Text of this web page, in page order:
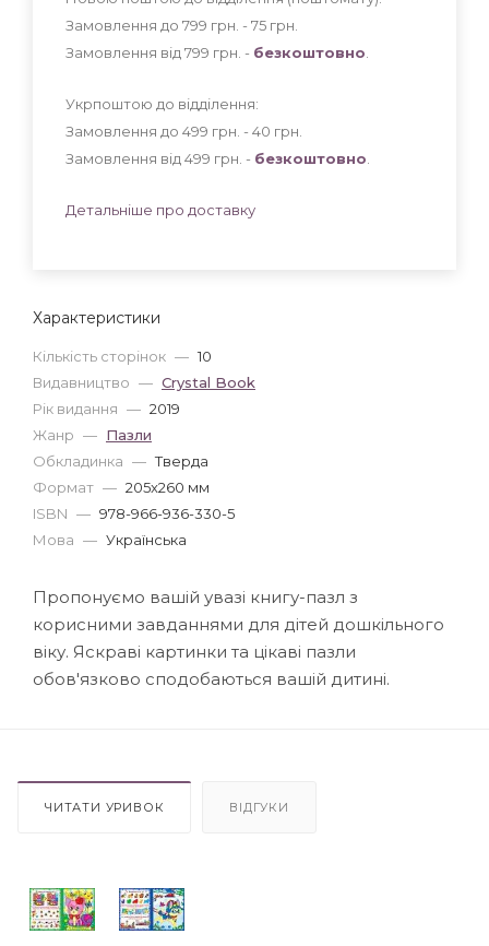
Характеристики
Кількість сторінок — 10
Видавництво — Crystal Book
Рік видання — 2019
Жанр — Пазли
Обкладинка — Тверда
Формат — 205x260 мм
ISBN — 978-966-936-330-5
Мова — Українська
Замовлення до 799 грн. - 75 грн
Замовлення від 799 грн. - безкоштовно
Укрпоштою до відділення:
Замовлення до 499 грн. - 40 грн
Замовлення від 499 грн. - безкоштовно
Детальніше про доставку
Пропонуємо вашій увазі книгу-пазл з
корисними завданнями для дітей дошкільного
віку. Яскраві картинки та цікаві пазли
обов'язково сподобаються вашій дитині.
ЧИТАТИ УРИВОК ВІДГУКИ